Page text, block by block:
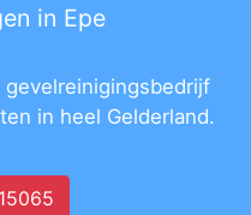
in Epe
in heel Gelderland.